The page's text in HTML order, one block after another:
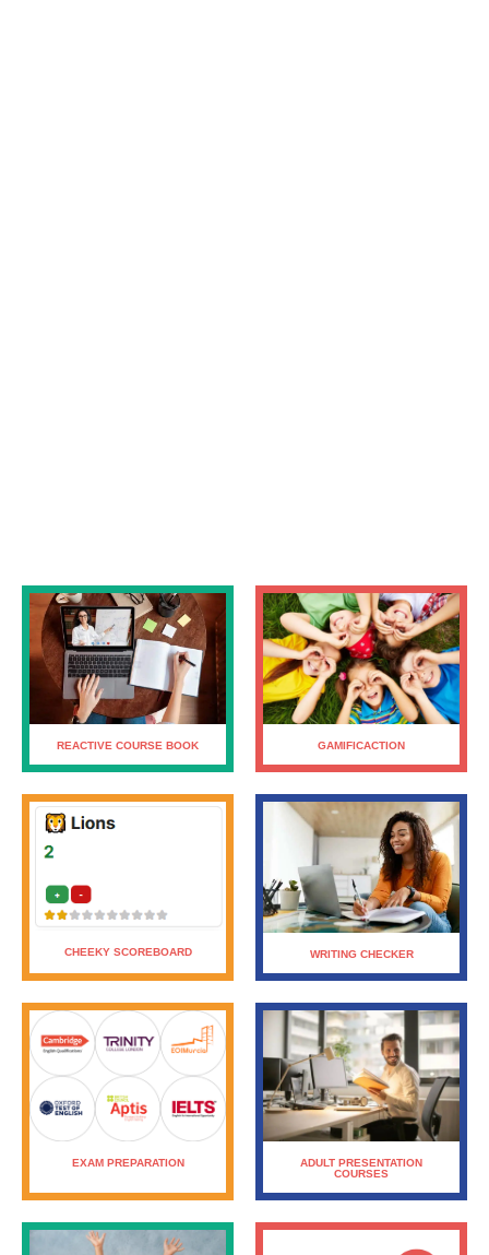
REACTIVE COURSE BOOK GAMIFICACTION
CHEEKY SCOREBOARD WRITING CHECKER
EXAM PREPARATION
ADULT PRESENTATION
COURSES